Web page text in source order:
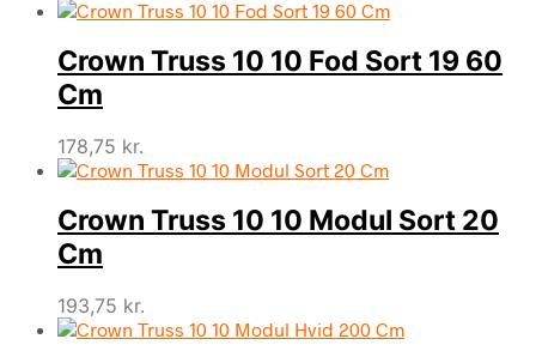
Crown Truss 10 10 Fod Sort 19 60
Cm
178,75 kr.
Crown Truss 10 10 Modul Sort 20
Cm
193,75 kr.